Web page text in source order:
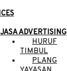
JASA ADVERTISING
HURUF
TIMBUL
PLANG